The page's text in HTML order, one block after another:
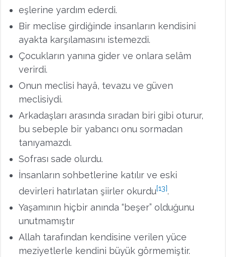
eşlerine yardım ederdi.
Bir meclise girdiğinde insanların kendisini
ayakta karşılamasını istemezdi.
Çocukların yanına gider ve onlara selâm
verirdi.
Onun meclisi hayâ, tevazu ve güven
meclisiydi.
Arkadaşları arasında sıradan biri gibi oturur,
bu sebeple bir yabancı onu sormadan
tanıyamazdı.
Sofrası sade olurdu.
İnsanların sohbetlerine katılır ve eski
devirleri hatırlatan şiirler okurdu[13].
Yaşamının hiçbir anında “beşer” olduğunu
unutmamıştır
Allah tarafından kendisine verilen yüce
meziyetlerle kendini büyük görmemiştir.